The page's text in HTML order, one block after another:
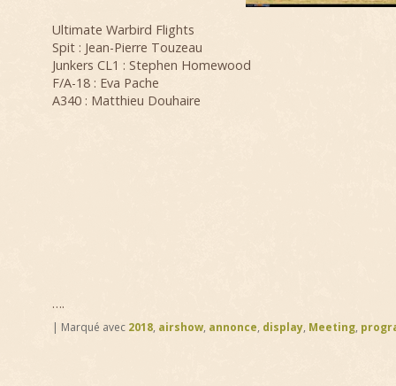
Ultimate Warbird Flights
Spit : Jean-Pierre Touzeau
Junkers CL1 : Stephen Homewood
F/A-18 : Eva Pache
A340 : Matthieu Douhaire
….
| Marqué avec 2018, airshow, annonce, display, Meeting,